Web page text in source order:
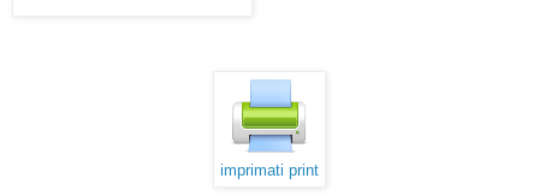
imprimati print